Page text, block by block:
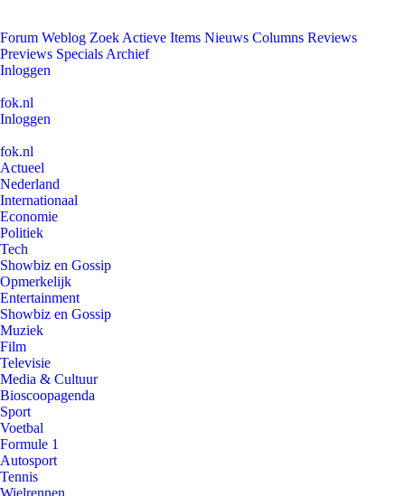
Forum Weblog Zoek Actieve Items Nieuws Columns Reviews
Previews Specials Archief
Inloggen
fok.nl
Inloggen
fok.nl
Actueel
Nederland
Internationaal
Economie
Politiek
Tech
Showbiz en Gossip
Opmerkelijk
Entertainment
Showbiz en Gossip
Muziek
Film
Televisie
Media & Cultuur
Bioscoopagenda
Sport
Voetbal
Formule 1
Autosport
Tennis
Wielrennen